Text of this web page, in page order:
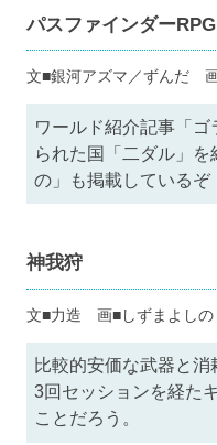
パスファインダーRPG
文■銀河アズマ／ずんだ
ワールド紹介記事「
られた国「二ダル」
の」も掲載しているぞ
神我狩
文■力造 画■しずまよしの
比較的安価な武器と
3回セッションを経た
ことだろう。